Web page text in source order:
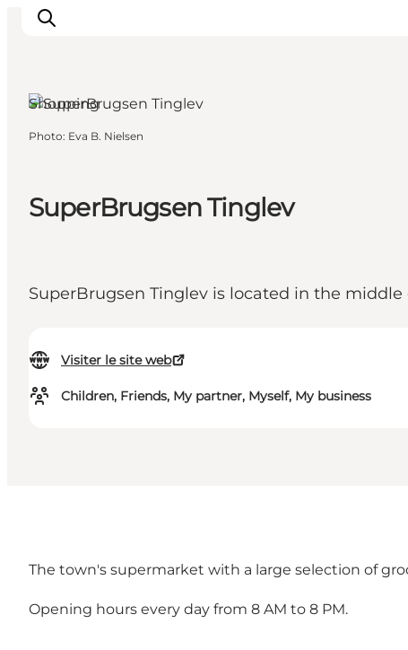
Quoi faire
Hébergements
SuperBrugsen Tinglev
SuperBrugsen Tinglev is located in the middle
Visiter le site web
Children, Friends, My partner, Myself, My business
Shopping
Photo: Eva B. Nielsen
The town's supermarket with a large selection of
Opening hours every day from 8 AM to 8 PM.